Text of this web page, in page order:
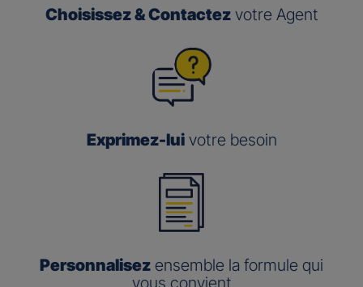
Choisissez & Contactezvotre Agent
Exprimez-luivotre besoin
Personnalisez ensemble la formule qui
vous convient